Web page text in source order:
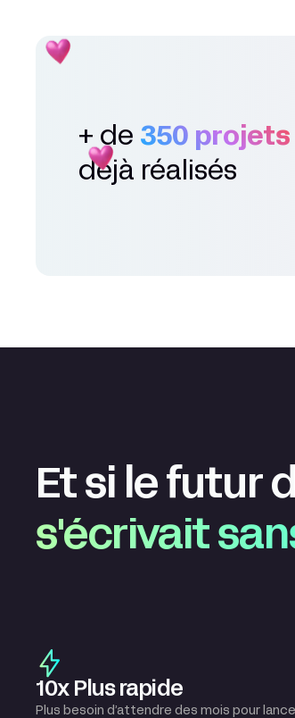
+ de 350 projets
déjà réalisés
Et si le futur
s'écrivait
10x Plus rapide
Plus besoin d’attendre des mois pour